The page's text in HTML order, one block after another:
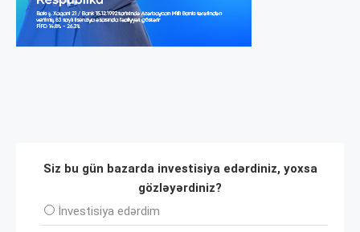
Siz bu gün bazarda investisiya edərdiniz, yoxsa
gözləyərdiniz?
İnvеstisiya edərdim